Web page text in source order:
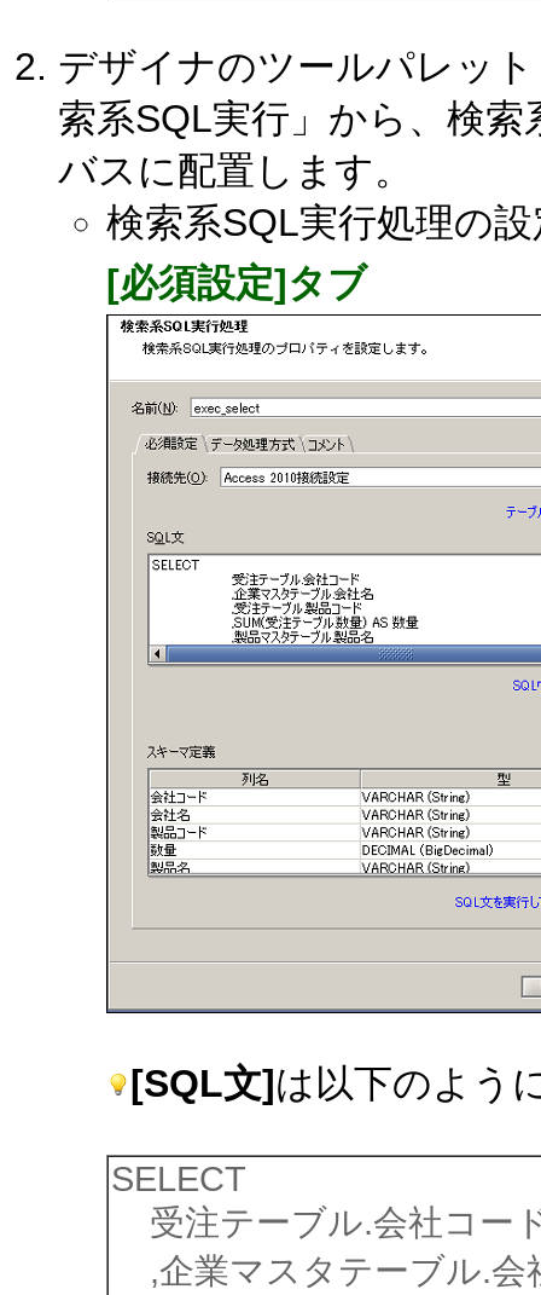
デザイナのツールパレッ
索系SQL実行」から、検
バスに配置します。
検索系SQL実行処理の
[必須設定]タブ
[SQL文]は以下のよう
SELECT
受注テーブル.会社コー
,企業マスタテーブル.会